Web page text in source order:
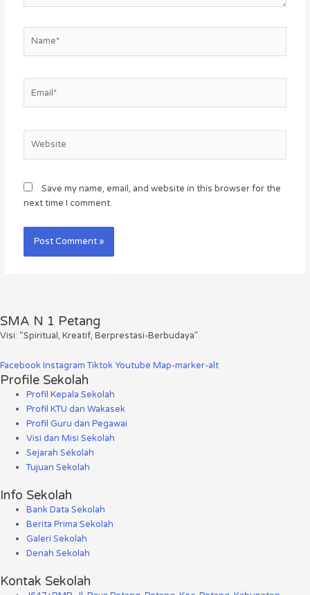
Save my name, email, and website in this browser for the
next time I comment.
SMA N 1 Petang
Visi: “Spiritual, Kreatif, Berprestasi-Berbudaya”
FacebookInstagram TiktokYoutube Map-marker-alt
Profile Sekolah
Profil Kepala Sekolah
Profil KTU dan Wakasek
Profil Guru dan Pegawai
Visi dan Misi Sekolah
Sejarah Sekolah
Tujuan Sekolah
Info Sekolah
Bank Data Sekolah
Berita Prima Sekolah
Galeri Sekolah
Denah Sekolah
Kontak Sekolah